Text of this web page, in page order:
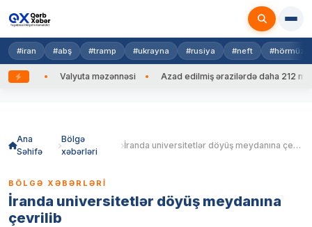
#iran #abş #tramp #ukrayna #rusiya #neft #hörmüz
Valyuta məzənnəsi Azad edilmiş ərazilərdə daha 212 mina,
Ana
Səhifə
Bölgə
xəbərləri
İranda universitetlər döyüş meydanına çevrilib
BÖLGƏ XƏBƏRLƏRI
İranda universitetlər döyüş meydanına
çevrilib